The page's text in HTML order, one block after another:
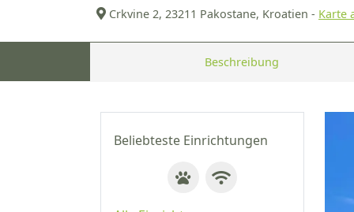
Crkvine 2, 23211 Pakostane, Kroatien - Karte
Beschreibung
Beliebteste Einrichtungen